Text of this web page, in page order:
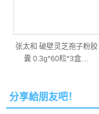
张太和 破壁灵芝孢子粉胶
囊 0.3g*60粒*3盒…
分享給朋友吧！